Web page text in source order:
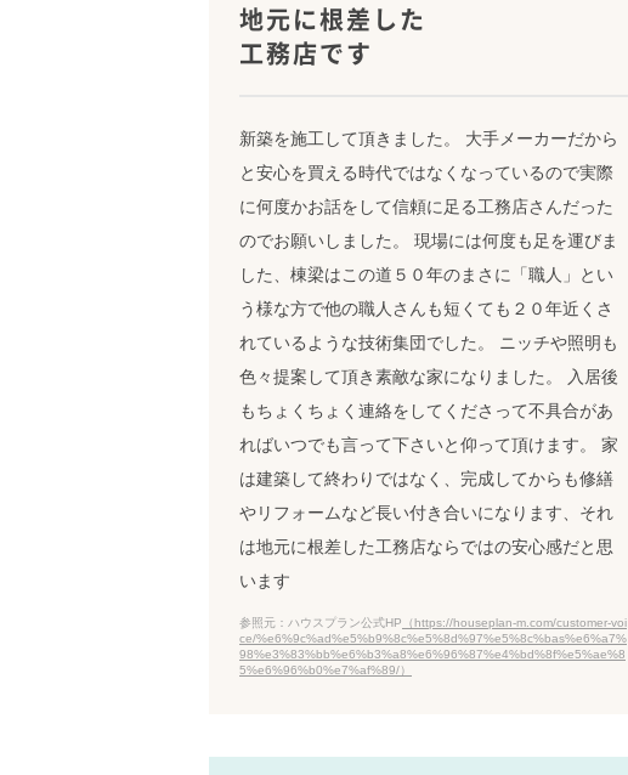
地元に根差した
工務店です
新築を施工して頂きました。 大手メーカーだから
と安心を買える時代ではなくなっているので実際
に何度かお話をして信頼に足る工務店さんだった
のでお願いしました。 現場には何度も足を運びま
した、棟梁はこの道５０年のまさに「職人」とい
う様な方で他の職人さんも短くても２０年近くさ
れているような技術集団でした。 ニッチや照明も
色々提案して頂き素敵な家になりました。 入居後
もちょくちょく連絡をしてくださって不具合があ
ればいつでも言って下さいと仰って頂けます。 家
は建築して終わりではなく、完成してからも修繕
やリフォームなど長い付き合いになります、それ
は地元に根差した工務店ならではの安心感だと思
います
参照元：ハウスプラン公式HP （https://houseplan-m.com/customer-voi
ce/%e6%9c%ad%e5%b9%8c%e5%8d%97%e5%8c%bas%e6%a7%
98%e3%83%bb%e6%b3%a8%e6%96%87%e4%bd%8f%e5%ae%8
5%e6%96%b0%e7%af%89/）